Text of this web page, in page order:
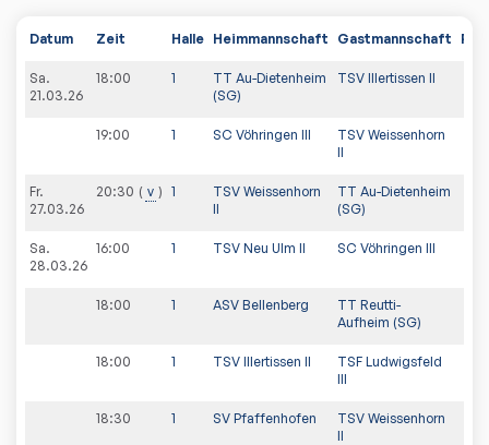
Datum Zeit Halle Heimmannschaft Gastmannschaft PDF
Sa.
21.03.26
18:00 1
TT Au-Dietenheim
(SG)
TSV Illertissen II
19:00 1 SC Vöhringen III
TSV Weissenhorn
II
Fr.
27.03.26
20:30 v 1
TSV Weissenhorn
II
TT Au-Dietenheim
(SG)
Sa.
28.03.26
16:00 1 TSV Neu Ulm II SC Vöhringen III
18:00 1 ASV Bellenberg
TT Reutti-
Aufheim (SG)
18:00 1 TSV Illertissen II
TSF Ludwigsfeld
III
18:30 1 SV Pfaffenhofen
TSV Weissenhorn
II